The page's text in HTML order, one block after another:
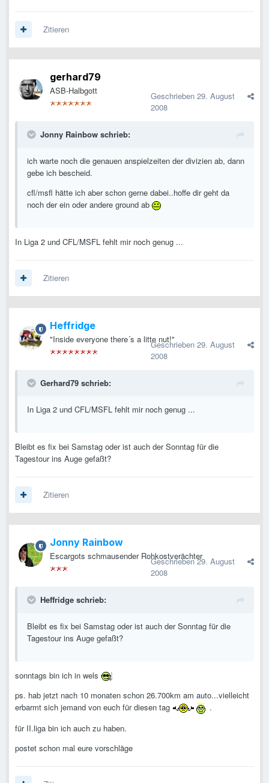
Zitieren
gerhard79
ASB-Halbgott Geschrieben 29. August
2008
Jonny Rainbow schrieb:
ich warte noch die genauen anspielzeiten der divizien ab, dann
gebe ich bescheid.
cfl/msfl hätte ich aber schon gerne dabei..hoffe dir geht da
noch der ein oder andere ground ab
In Liga 2 und CFL/MSFL fehlt mir noch genug ...
Zitieren
Heffridge
"Inside everyone there´s a litte nut!"
Geschrieben 29. August
2008
Gerhard79 schrieb:
In Liga 2 und CFL/MSFL fehlt mir noch genug ...
Bleibt es fix bei Samstag oder ist auch der Sonntag für die
Tagestour ins Auge gefaßt?
Zitieren
Jonny Rainbow
Escargots schmausender Rohkostverächter
Geschrieben29. August
2008
Heffridge schrieb:
Bleibt es fix bei Samstag oder ist auch der Sonntag für die
Tagestour ins Auge gefaßt?
sonntags bin ich in wels
ps. hab jetzt nach 10 monaten schon 26.700km am auto...vielleicht
erbarmt sich jemand von euch für diesen tag
.
für II.liga bin ich auch zu haben.
postet schon mal eure vorschläge